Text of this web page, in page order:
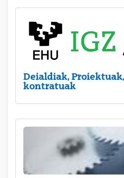
Deialdiak,
kontratuak